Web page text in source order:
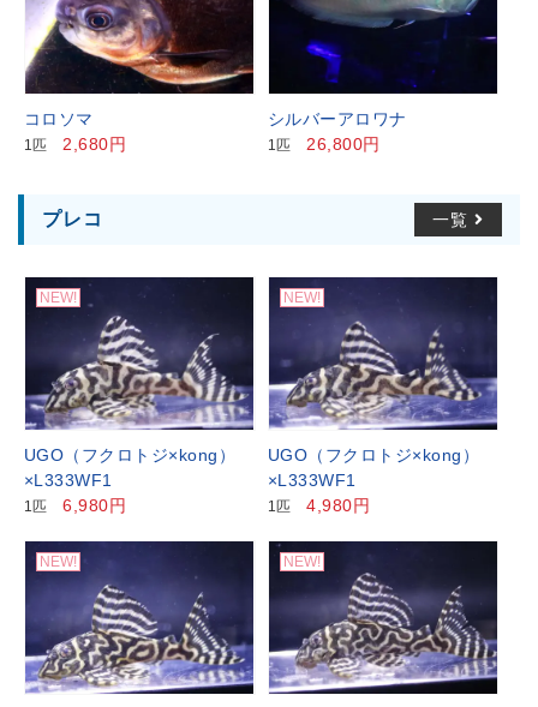
コロソマ
1匹 2,680円
シルバーアロワナ
1匹 26,800円
プレコ 一覧
NEW!
UGO（フクロトジ×kong）
×L333WF1
1匹 6,980円
NEW!
UGO（フクロトジ×kong）
×L333WF1
1匹 4,980円
NEW! NEW!